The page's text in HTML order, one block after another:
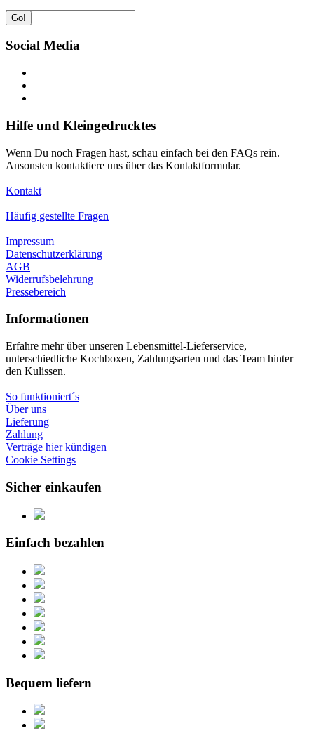
Go!
Social Media
Hilfe und Kleingedrucktes
Wenn Du noch Fragen hast, schau einfach bei den FAQs rein.
Ansonsten kontaktiere uns über das Kontaktformular.
Kontakt
Häufig gestellte Fragen
Impressum
Datenschutzerklärung
AGB
Widerrufsbelehrung
Pressebereich
Informationen
Erfahre mehr über unseren Lebensmittel-Lieferservice,
unterschiedliche Kochboxen, Zahlungsarten und das Team hinter
den Kulissen.
So funktioniert´s
Über uns
Lieferung
Zahlung
Verträge hier kündigen
Cookie Settings
Sicher einkaufen
Einfach bezahlen
Bequem liefern